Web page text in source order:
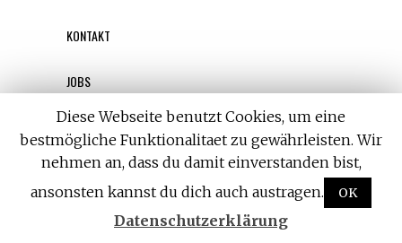
KONTAKT
JOBS
Über uns, den “Wächter”
Diese Webseite benutzt Cookies, um eine
bestmögliche Funktionalitaet zu gewährleisten. Wir
nehmen an, dass du damit einverstanden bist,
ansonsten kannst du dich auch austragen.
OK
Datenschutzerklärung